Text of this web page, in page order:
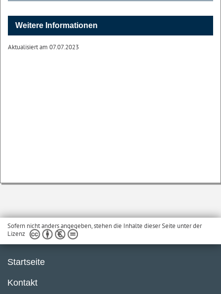
Weitere Informationen
Aktualisiert am 07.07.2023
Sofern nicht anders angegeben, stehen die Inhalte dieser Seite unter der
Lizenz
Startseite
Kontakt